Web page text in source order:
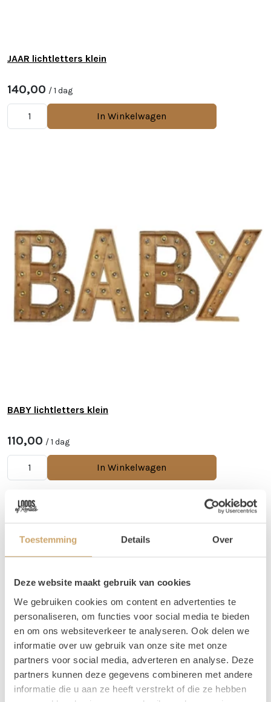
Toestemming Details Over
Deze website maakt gebruik van cookies
We gebruiken cookies om content en advertenties te
personaliseren, om functies voor social media te bieden
en om ons websiteverkeer te analyseren. Ook delen we
informatie over uw gebruik van onze site met onze
partners voor social media, adverteren en analyse. Deze
partners kunnen deze gegevens combineren met andere
informatie die u aan ze heeft verstrekt of die ze hebben
JAAR lichtletters klein
140,00 / 1 dag
In Winkelwagen
BABY lichtletters klein
110,00 / 1 dag
In Winkelwagen